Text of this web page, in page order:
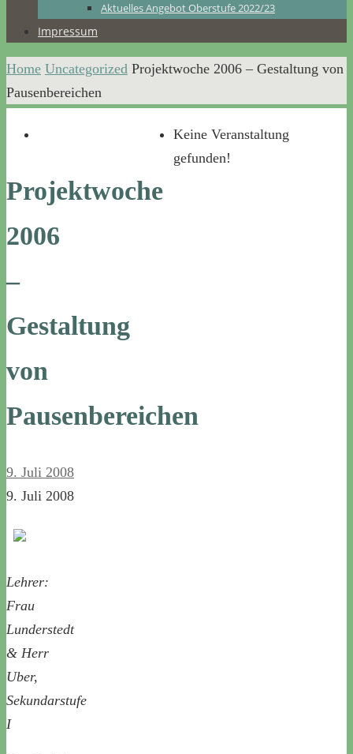
Aktuelles Angebot Oberstufe 2022/23
Impressum
Home Uncategorized Projektwoche 2006 – Gestaltung von
Pausenbereichen
Projektwoche
2006
–
Gestaltung
von
Pausenbereichen
9. Juli 2008
9. Juli 2008
Lehrer:
Frau
Lunderstedt
& Herr
Uber,
Sekundarstufe
I
Keine Veranstaltung
gefunden!